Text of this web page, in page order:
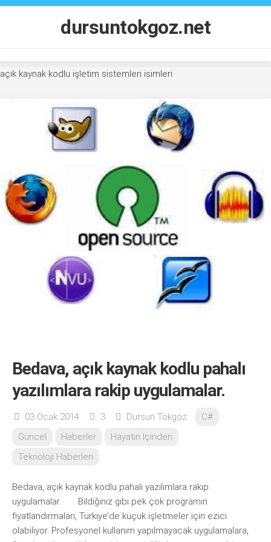
Skip
dursuntokgoz.net
açık kaynak kodlu işletim sistemleri isimleri
Bedava, açık kaynak kodlu pahalı
yazılımlara rakip uygulamalar.
03 Ocak 2014 3 Dursun Tokgöz
C#
Güncel
Haberler
Hayatın İçinden
Teknoloji Haberleri
Bedava, açık kaynak kodlu pahalı yazılımlara rakip
uygulamalar. Bildiğiniz gibi pek çok programın
fiyatlandırmaları, Türkiye’de küçük işletmeler için ezici
olabiliyor. Profesyonel kullanım yapılmayacak uygulamalara,